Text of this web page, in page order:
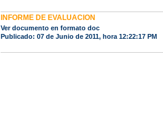
INFORME DE EVALUACION
Ver documento en formato doc
Publicado: 07 de Junio de 2011, hora 12:22:17 PM